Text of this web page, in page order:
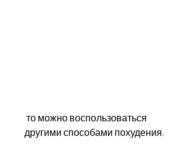
другими способами похудения,